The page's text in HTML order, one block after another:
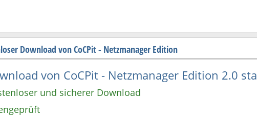
Download von CoCPit - Netzmanager Edition
von CoCPit - Netzmanager Edition 2.0
und sicherer Download